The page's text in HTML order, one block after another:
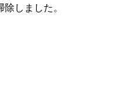
しました。